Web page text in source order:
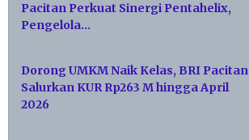
Pacitan Perkuat Sinergi Pentahelix,
Pengelola…
Dorong UMKM Naik Kelas, BRI Pacitan
Salurkan KUR Rp263 M hingga April
2026